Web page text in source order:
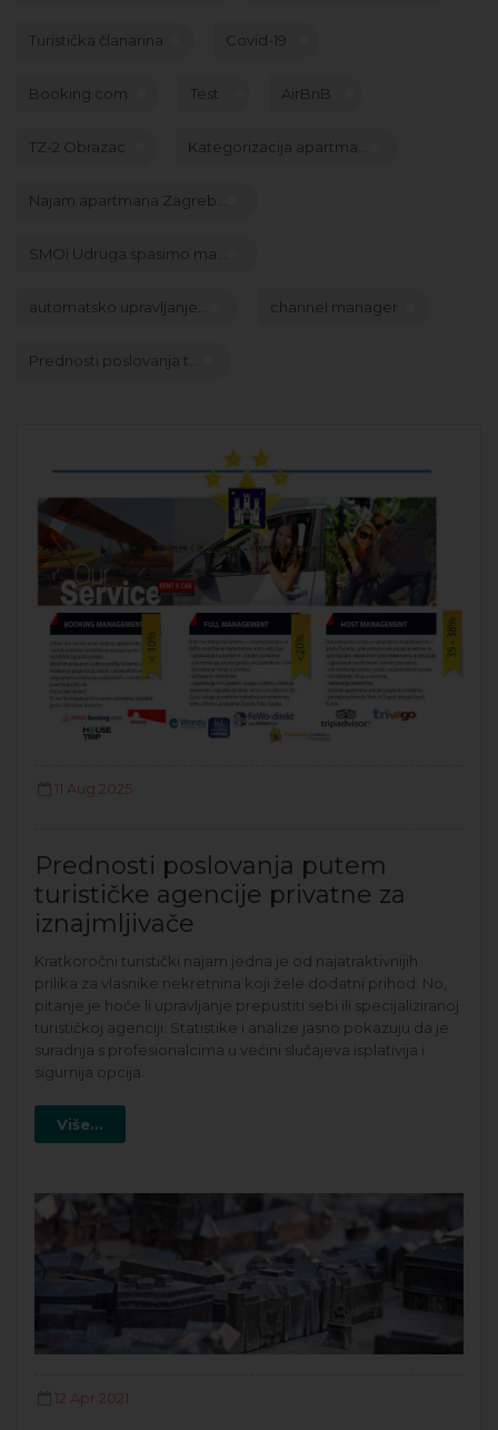
Turistička članarina Covid-19
Booking.com Test AirBnB
TZ-2 Obrazac Kategorizacija apartma...
Najam apartmana Zagreb...
SMOi Udruga spasimo ma...
automatsko upravljanje... channel manager
Prednosti poslovanja t...
11 Aug 2025
Prednosti poslovanja putem
turističke agencije privatne za
iznajmljivače
Kratkoročni turistički najam jedna je od najatraktivnijih
prilika za vlasnike nekretnina koji žele dodatni prihod. No,
pitanje je hoće li upravljanje prepustiti sebi ili specijaliziranoj
turističkoj agenciji. Statistike i analize jasno pokazuju da je
suradnja s profesionalcima u većini slučajeva isplativija i
sigurnija opcija.
Više...
12 Apr 2021